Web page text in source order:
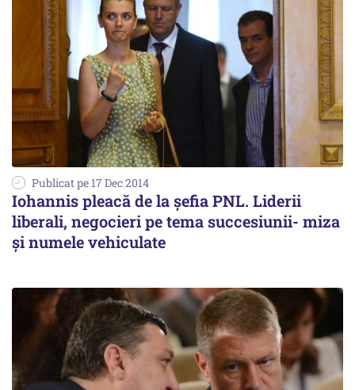
Publicat pe 17 Dec 2014
Iohannis pleacă de la șefia PNL. Liderii
liberali, negocieri pe tema succesiunii- miza
și numele vehiculate